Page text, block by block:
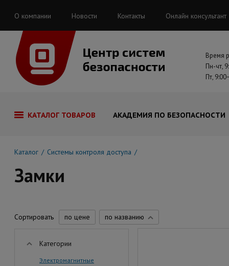
О компании Новости Контакты Онлайн консультант
Время
Пн-чт,
Пт,
КАТАЛОГ ТОВАРОВ АКАДЕМИЯ ПО БЕЗОПАСНОСТИ
Каталог Системы контроля доступа
Замки
Сортировать по цене по названию
Категории
Электромагнитные